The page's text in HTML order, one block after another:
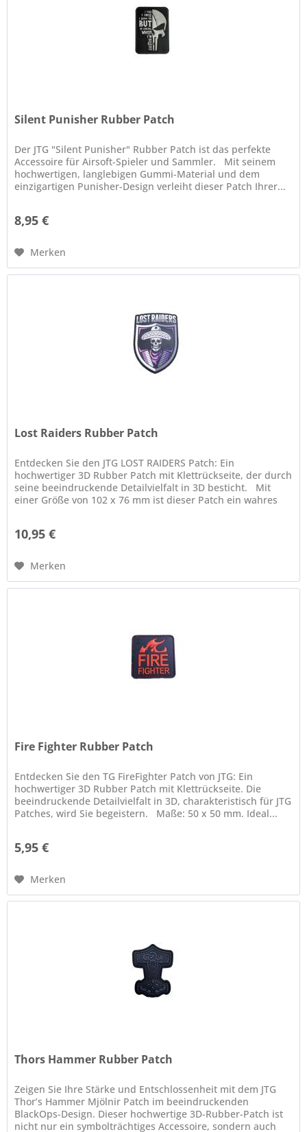
Silent Punisher Rubber Patch
Der JTG "Silent Punisher" Rubber Patch ist das perfekte
Accessoire für Airsoft-Spieler und Sammler. Mit seinem
hochwertigen, langlebigen Gummi-Material und dem
einzigartigen Punisher-Design verleiht dieser Patch Ihrer...
8,95 €
Merken
Lost Raiders Rubber Patch
Entdecken Sie den JTG LOST RAIDERS Patch: Ein
hochwertiger 3D Rubber Patch mit Klettrückseite, der durch
seine beeindruckende Detailvielfalt in 3D besticht. Mit
einer Größe von 102 x 76 mm ist dieser Patch ein wahres
10,95 €
Merken
Fire Fighter Rubber Patch
Entdecken Sie den TG FireFighter Patch von JTG: Ein
hochwertiger 3D Rubber Patch mit Klettrückseite. Die
beeindruckende Detailvielfalt in 3D, charakteristisch für JTG
Patches, wird Sie begeistern. Maße: 50 x 50 mm. Ideal...
5,95 €
Merken
Thors Hammer Rubber Patch
Zeigen Sie Ihre Stärke und Entschlossenheit mit dem JTG
Thor’s Hammer Mjölnir Patch im beeindruckenden
BlackOps-Design. Dieser hochwertige 3D-Rubber-Patch ist
nicht nur ein symbolträchtiges Accessoire, sondern auch